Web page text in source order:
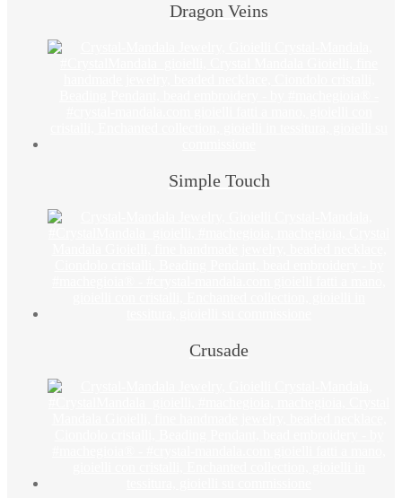
Dragon Veins
Simple Touch
Crusade